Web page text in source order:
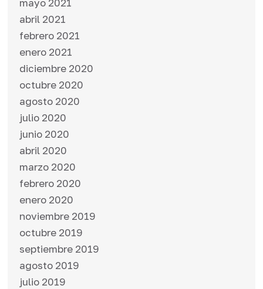
mayo 2021
abril 2021
febrero 2021
enero 2021
diciembre 2020
octubre 2020
agosto 2020
julio 2020
junio 2020
abril 2020
marzo 2020
febrero 2020
enero 2020
noviembre 2019
octubre 2019
septiembre 2019
agosto 2019
julio 2019